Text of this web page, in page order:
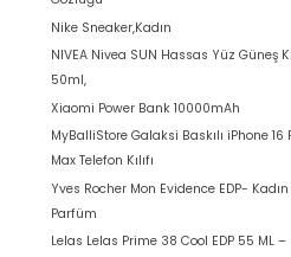
Nike Sneaker,Kadın
NIVEA Nivea SUN Hassas Yüz Güneş
50ml,
Xiaomi Power Bank 10000mAh
MyBalliStore Galaksi Baskılı iPhone 16
Max Telefon Kılıfı
Yves Rocher Mon Evidence EDP- Kadın
Parfüm
Lelas Lelas Prime 38 Cool EDP 55 ML –